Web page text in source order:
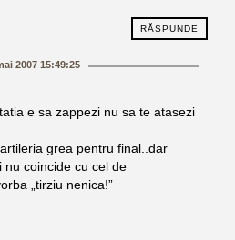
RĂSPUNDE
2007 15:49:25
e sa zappezi nu sa te atasezi
grea pentru final..dar
nu coincide cu cel de
„tirziu nenica!”